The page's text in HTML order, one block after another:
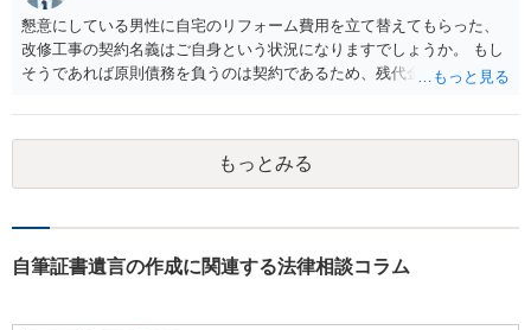
懇意にしている男性に自宅のリフォーム費用を立て替えてもらった、
改修工事の契約名義はご自身という状況になりますでしょうか。 もし
そうであれば原則債務を負うのは契約であるため、残代金を捻出して
ます。 入籍した場合でも、原則契約者が単独で全ての債務を負うこと
には変わりがありません。 なかなか対応に難しい案件であり、公開の
場でアドバイスを行うのも限界があるように思われますので、資料等
を持参のうえ個別に弁護士に相談されることをお勧めします。
もっとみる
自筆証書遺言の作成に関連する法律相談コラム